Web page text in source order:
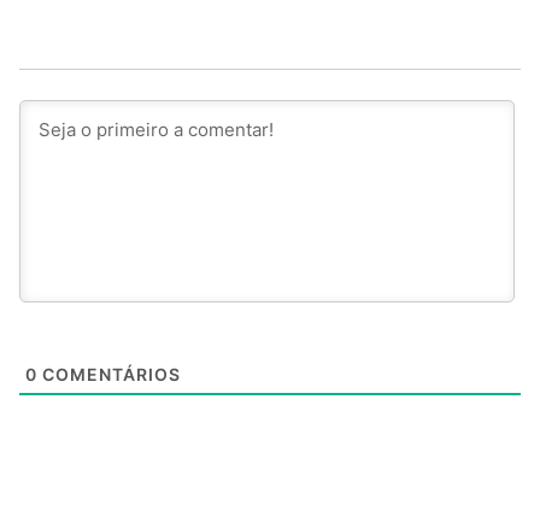
0 COMENTÁRIOS